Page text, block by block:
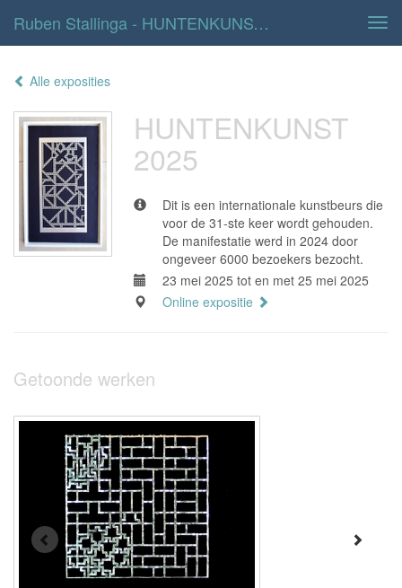
Ruben Stallinga - HUNTENKUNST 2025
Alle exposities
HUNTENKUNST
2025
Dit is een internationale kunstbeurs die
voor de 31-ste keer wordt gehouden.
De manifestatie werd in 2024 door
ongeveer 6000 bezoekers bezocht.
23 mei 2025 tot en met 25 mei 2025
Online expositie
Getoonde werken